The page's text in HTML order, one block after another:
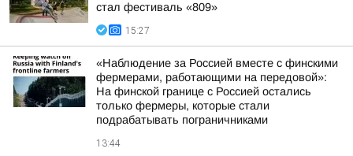
стал фестиваль «809»
15:27
«Наблюдение за Россией вместе с финскими
фермерами, работающими на передовой»:
На финской границе с Россией остались
только фермеры, которые стали
подрабатывать пограничниками
13:44